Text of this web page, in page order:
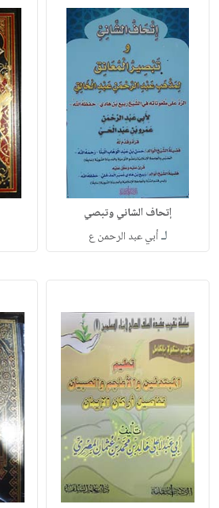
إتحاف الشاني وتبصي
لـأبي عبد الرحمن ع